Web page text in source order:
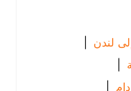
|